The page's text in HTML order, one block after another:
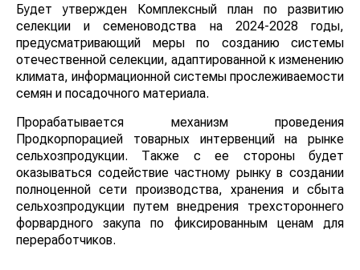
Будет утвержден Комплексный план по развитию
селекции и семеноводства на 2024-2028 годы,
предусматривающий меры по созданию системы
отечественной селекции, адаптированной к изменению
климата, информационной системы прослеживаемости
семян и посадочного материала.
Прорабатывается механизм проведения
Продкорпорацией товарных интервенций на рынке
сельхозпродукции. Также с ее стороны будет
оказываться содействие частному рынку в создании
полноценной сети производства, хранения и сбыта
сельхозпродукции путем внедрения трехстороннего
форвардного закупа по фиксированным ценам для
переработчиков.